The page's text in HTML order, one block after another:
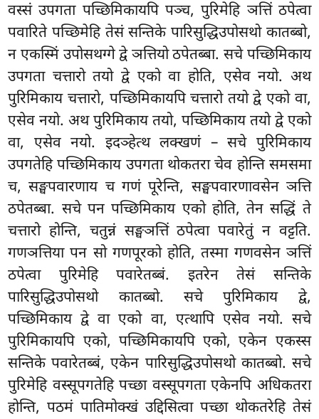
वस्सं उपगता पच्छिमिकायपि पञ्च, पुरिमेहि ञत्तिं ठपेत्वा
पवारिते पच्छिमेहि तेसं सन्तिके पारिसुद्धिउपोसथो कातब्बो,
न एकस्मिं उपोसथग्गे द्वे ञत्तियो ठपेतब्बा. सचे पच्छिमिकाय
उपगता चत्तारो तयो द्वे एको वा होति, एसेव नयो. अथ
पुरिमिकाय चत्तारो, पच्छिमिकायपि चत्तारो तयो द्वे एको वा,
एसेव नयो. अथ पुरिमिकाय तयो, पच्छिमिकाय तयो द्वे एको
वा, एसेव नयो. इदञ्हेत्थ लक्खणं – सचे पुरिमिकाय
उपगतेहि पच्छिमिकाय उपगता थोकतरा चेव होन्ति समसमा
च, सङ्घपवारणाय च गणं पूरेन्ति, सङ्घपवारणावसेन ञत्ति
ठपेतब्बा. सचे पनपच्छिमिकाय एको होति, तेन सद्धिं ते
चत्तारो होन्ति, चतुन्नं सङ्घञत्तिं ठपेत्वा पवारेतुं न वट्टति.
गणञत्तिया पन सो गणपूरको होति, तस्मा गणवसेन ञत्तिं
ठपेत्वा पुरिमेहि पवारेतब्बं. इतरेन तेसं सन्तिके
पारिसुद्धिउपोसथो कातब्बो. सचे पुरिमिकाय द्वे,
पच्छिमिकाय द्वे वा एको वा, एत्थापि एसेव नयो. सचे
पुरिमिकायपि एको, पच्छिमिकायपि एको, एकेन एकस्स
सन्तिके पवारेतब्बं, एकेन पारिसुद्धिउपोसथो कातब्बो. सचे
पुरिमेहि वस्सूपगतेहि पच्छा वस्सूपगता एकेनपि अधिकतरा
होन्ति, पठमं पातिमोक्खं उद्दिसित्वा पच्छा थोकतरेहि तेसं